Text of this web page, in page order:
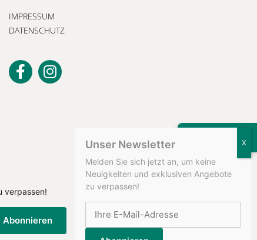
IMPRESSUM
DATENSCHUTZ
verpassen!
Abonnieren
Unser Newsletter
Melden Sie sich jetzt an, um keine
Neuigkeiten und exklusiven Angebote
zu verpassen!